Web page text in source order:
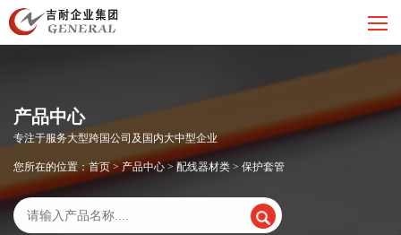
产品中心
专注于服务大型跨国公司及国内大中型企业
您所在的位置：首页 > 产品中心 > 配线器材类 > 保护套管